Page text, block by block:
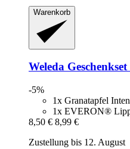
Warenkorb
Weleda
-5%
1x Granatapfel
1x EVERON®
8,50 € 8,99 €
Zustellung bis 12. August